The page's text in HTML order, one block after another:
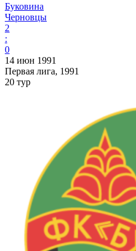
Буковина
Черновцы
2
:
0
14 июн 1991
Первая лига, 1991
20 тур